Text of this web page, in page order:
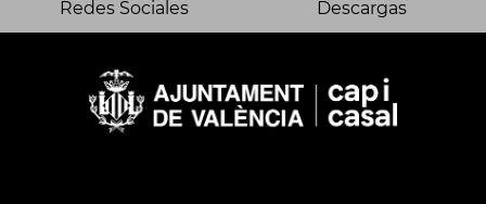
Redes Sociales Descargas